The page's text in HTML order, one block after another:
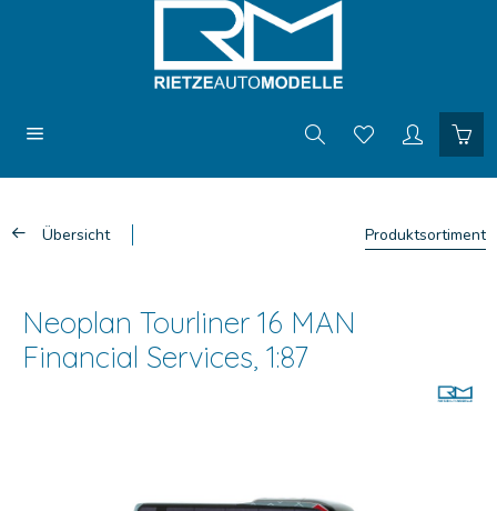
Übersicht Produktsortiment
Neoplan Tourliner 16 MAN
Financial Services, 1:87